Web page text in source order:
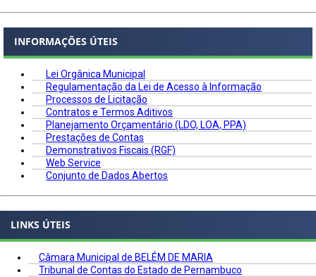
INFORMAÇÕES ÚTEIS
Lei Orgânica Municipal
Regulamentação da Lei de Acesso à Informação
Processos de Licitação
Contratos e Termos Aditivos
Planejamento Orçamentário (LDO, LOA, PPA)
Prestações de Contas
Demonstrativos Fiscais (RGF)
Web Service
Conjunto de Dados Abertos
LINKS ÚTEIS
Câmara Municipal de BELÉM DE MARIA
Tribunal de Contas do Estado de Pernambuco